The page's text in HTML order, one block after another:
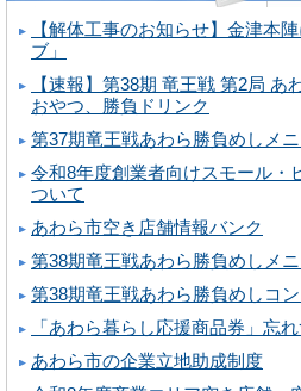
【解体工事のお知らせ】金津本
ブ」
【速報】第38期 竜王戦 第2局
おやつ、勝負ドリンク
第37期竜王戦あわら勝負めしメ
令和8年度創業者向けスモール・
ついて
あわら市空き店舗情報バンク
第38期竜王戦あわら勝負めしメ
第38期竜王戦あわら勝負めしコ
「あわら暮らし応援商品券」忘
あわら市の企業立地助成制度